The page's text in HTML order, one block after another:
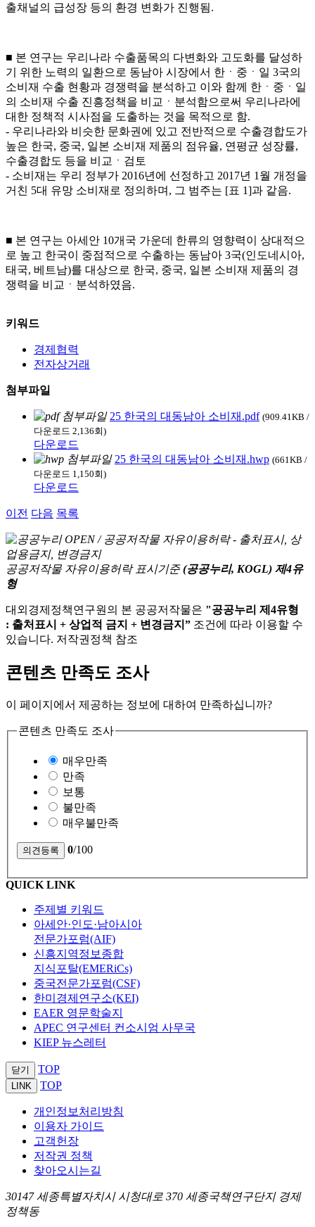
출채널의 급성장 등의 환경 변화가 진행됨.
■ 본 연구는 우리나라 수출품목의 다변화와 고도화를 달성하
기 위한 노력의 일환으로 동남아 시장에서 한ㆍ중ㆍ일 3국의
소비재 수출 현황과 경쟁력을 분석하고 이와 함께 한ㆍ중ㆍ일
의 소비재 수출 진흥정책을 비교ㆍ분석함으로써 우리나라에
대한 정책적 시사점을 도출하는 것을 목적으로 함.
- 우리나라와 비슷한 문화권에 있고 전반적으로 수출경합도가
높은 한국, 중국, 일본 소비재 제품의 점유율, 연평균 성장률,
수출경합도 등을 비교ㆍ검토
- 소비재는 우리 정부가 2016년에 선정하고 2017년 1월 개정을
거친 5대 유망 소비재로 정의하며, 그 범주는 [표 1]과 같음.
■ 본 연구는 아세안 10개국 가운데 한류의 영향력이 상대적으
로 높고 한국이 중점적으로 수출하는 동남아 3국(인도네시아,
태국, 베트남)를 대상으로 한국, 중국, 일본 소비재 제품의 경
쟁력을 비교ㆍ분석하였음.
키워드
경제협력
전자상거래
첨부파일
25 한국의 대동남아 소비재.pdf (909.41KB /
다운로드 2,136회)
다운로드
25 한국의 대동남아 소비재.hwp (661KB /
다운로드 1,150회)
다운로드
이전 다음 목록
공공저작물 자유이용허락 표시기준 (공공누리, KOGL) 제4유
형
대외경제정책연구원의 본 공공저작물은 "공공누리 제4유형
: 출처표시 + 상업적 금지 + 변경금지” 조건에 따라 이용할 수
있습니다. 저작권정책 참조
콘텐츠 만족도 조사
이 페이지에서 제공하는 정보에 대하여 만족하십니까?
콘텐츠 만족도 조사
매우만족
만족
보통
불만족
매우불만족
0/100
QUICK LINK
주제별 키워드
아세안·인도·남아시아
전문가포럼(AIF)
신흥지역정보종합
지식포탈(EMERiCs)
중국전문가포럼(CSF)
한미경제연구소(KEI)
EAER 영문학술지
APEC 연구센터 컨소시엄 사무국
KIEP 뉴스레터
닫기 TOP
LINK TOP
개인정보처리방침
이용자 가이드
고객헌장
저작권 정책
찾아오시는길
30147 세종특별자치시 시청대로 370 세종국책연구단지 경제
정책동